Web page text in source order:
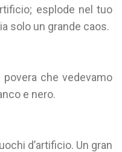
esplode nel tuo
solo un grande caos.
che vedevamo
e nero.
d’artificio. Un gran